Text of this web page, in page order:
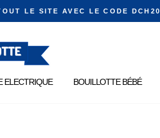
LE SITE AVEC LE CODE DCH20
ELECTRIQUE BOUILLOTTE BÉBÉ